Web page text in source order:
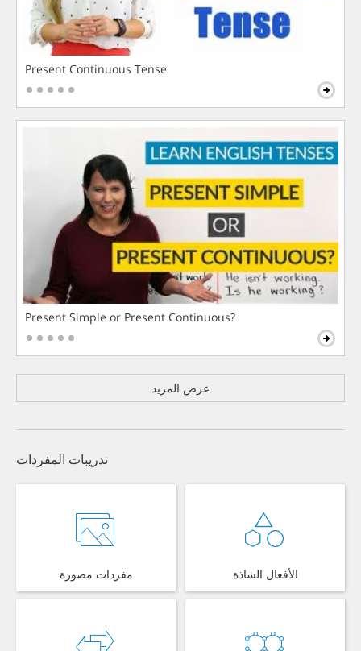
Present Continuous Tense
Present Simple or Present Continuous?
عرض المزيد
تدريبات المفردات
مفردات مصورة الأفعال الشاذة